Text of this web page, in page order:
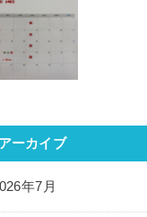
アーカイブ
年7月